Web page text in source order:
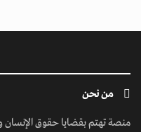
من نحن
منصة تهتم بقضايا حقوق الإنسان